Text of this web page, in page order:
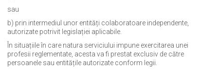
sau
b) prin intermediul unor entități colaboratoare independente,
autorizate potrivit legislației aplicabile.
În situațiile în care natura serviciului impune exercitarea unei
profesii reglementate, acesta va fi prestat exclusiv de către
persoanele sau entitățile autorizate conform legii.